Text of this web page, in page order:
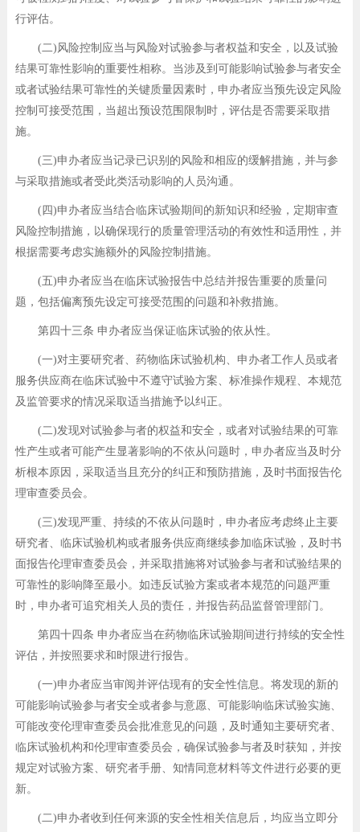
行评估。
(二)风险控制应当与风险对试验参与者权益和安全，以及试验
结果可靠性影响的重要性相称。当涉及到可能影响试验参与者安全
或者试验结果可靠性的关键质量因素时，申办者应当预先设定风险
控制可接受范围，当超出预设范围限制时，评估是否需要采取措
施。
(三)申办者应当记录已识别的风险和相应的缓解措施，并与参
与采取措施或者受此类活动影响的人员沟通。
(四)申办者应当结合临床试验期间的新知识和经验，定期审查
风险控制措施，以确保现行的质量管理活动的有效性和适用性，并
根据需要考虑实施额外的风险控制措施。
(五)申办者应当在临床试验报告中总结并报告重要的质量问
题，包括偏离预先设定可接受范围的问题和补救措施。
第四十三条 申办者应当保证临床试验的依从性。
(一)对主要研究者、药物临床试验机构、申办者工作人员或者
服务供应商在临床试验中不遵守试验方案、标准操作规程、本规范
及监管要求的情况采取适当措施予以纠正。
(二)发现对试验参与者的权益和安全，或者对试验结果的可靠
性产生或者可能产生显著影响的不依从问题时，申办者应当及时分
析根本原因，采取适当且充分的纠正和预防措施，及时书面报告伦
理审查委员会。
(三)发现严重、持续的不依从问题时，申办者应考虑终止主要
研究者、临床试验机构或者服务供应商继续参加临床试验，及时书
面报告伦理审查委员会，并采取措施将对试验参与者和试验结果的
可靠性的影响降至最小。如违反试验方案或者本规范的问题严重
时，申办者可追究相关人员的责任，并报告药品监督管理部门。
第四十四条 申办者应当在药物临床试验期间进行持续的安全性
评估，并按照要求和时限进行报告。
(一)申办者应当审阅并评估现有的安全性信息。将发现的新的
可能影响试验参与者安全或者参与意愿、可能影响临床试验实施、
可能改变伦理审查委员会批准意见的问题，及时通知主要研究者、
临床试验机构和伦理审查委员会，确保试验参与者及时获知，并按
规定对试验方案、研究者手册、知情同意材料等文件进行必要的更
新。
(二)申办者收到任何来源的安全性相关信息后，均应当立即分